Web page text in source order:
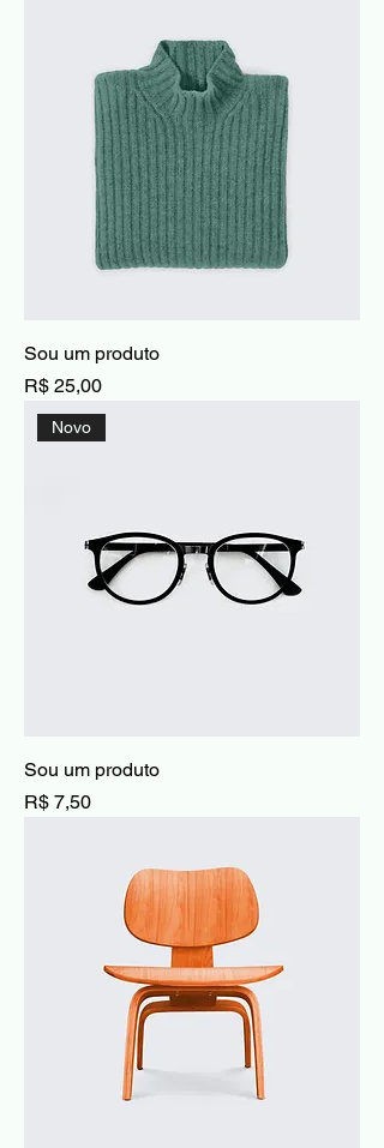
Sou um produto
Preço
R$ 25,00
Novo
Sou um produto
Preço
R$ 7,50